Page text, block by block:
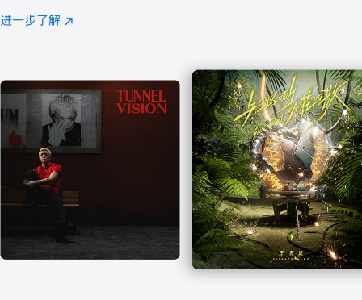
注
进一步了解 Apple
(在
口
中
打
开)